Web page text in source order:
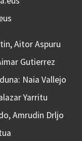
Aitor Aspuru
Gutierrez
Naia Vallejo
Yarritu
Amrudin Drljo